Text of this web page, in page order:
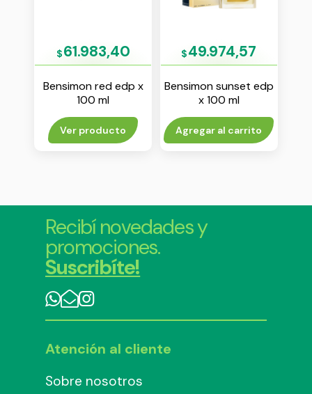
$61.983,40
Bensimon red edp x
100 ml
Ver producto
$49.974,57
Bensimon sunset edp
x 100 ml
Agregar al carrito
Recibí novedades y
promociones.
Suscribíte!
Atención al cliente
Sobre nosotros